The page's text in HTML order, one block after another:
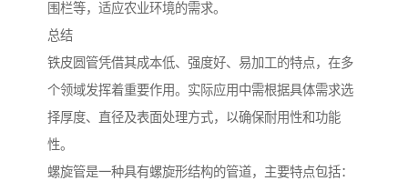
围栏等，适应农业环境的需求。
总结
铁皮圆管凭借其成本低、强度好、易加工的特点，在多
个领域发挥着重要作用。实际应用中需根据具体需求选
择厚度、直径及表面处理方式，以确保耐用性和功能
性。
螺旋管是一种具有螺旋形结构的管道，主要特点包括：